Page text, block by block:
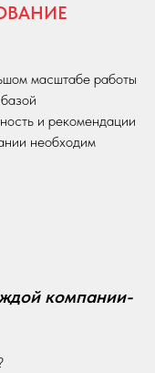
масштабе работы
и рекомендации
необходим
компании-